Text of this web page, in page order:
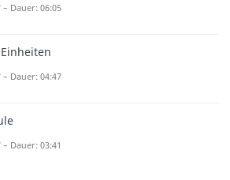
– Dauer: 06:05
– Dauer: 04:47
– Dauer: 03:41